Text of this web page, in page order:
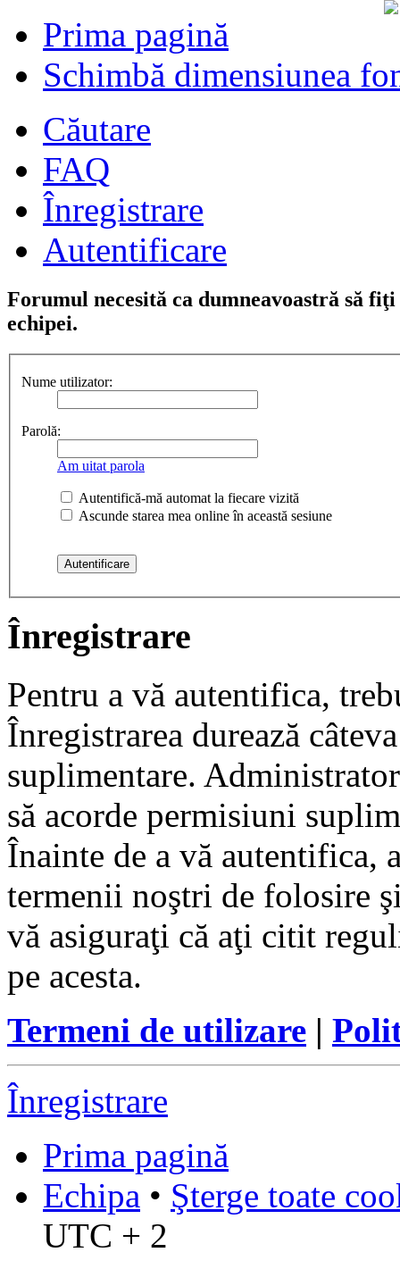
Prima pagină
Schimbă dimensiunea
Căutare
FAQ
Înregistrare
Autentificare
Forumul necesită ca dumneavoastră să
echipei.
Nume utilizator:
Parolă:
Am uitat parola
Autentifică-mă automat la fiecare vizită
Ascunde starea mea online în această sesiune
Înregistrare
Pentru a vă autentifica,
Înregistrarea durează
suplimentare.
să acorde permisiuni
Înainte de a vă autentifica,
termenii noştri de folosire
vă asiguraţi că aţi citit
pe acesta.
Termeni de utilizare |
Înregistrare
Prima pagină
Echipa • Şterge toate
UTC + 2